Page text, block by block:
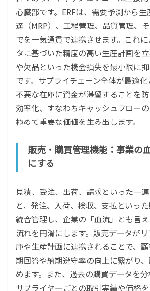
心臓部です。ERPは、需要予測から
達（MRP）、工程管理、品質管理、
でを一気通貫で連携させます。これ
タに基づいた精度の高い生産計画を
や欠品といった機会損失を最小限に
です。サプライチェーン全体が最適化
不要な在庫に資金が滞留することを
効率化、すなわちキャッシュフロー
極めて重要な価値を生み出します。
販売・購買管理機能：事業の
にする
見積、受注、出荷、請求といった一
と、発注、入荷、検収、支払といっ
統合管理し、企業の「血流」とも言
流れを円滑にします。販売データが
庫や生産計画に連携されることで、
期回答や納期遵守率の向上に繋がり
めます。また、過去の購買データを分
サプライヤーごとの取引実績や価格